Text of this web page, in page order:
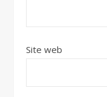
Site web